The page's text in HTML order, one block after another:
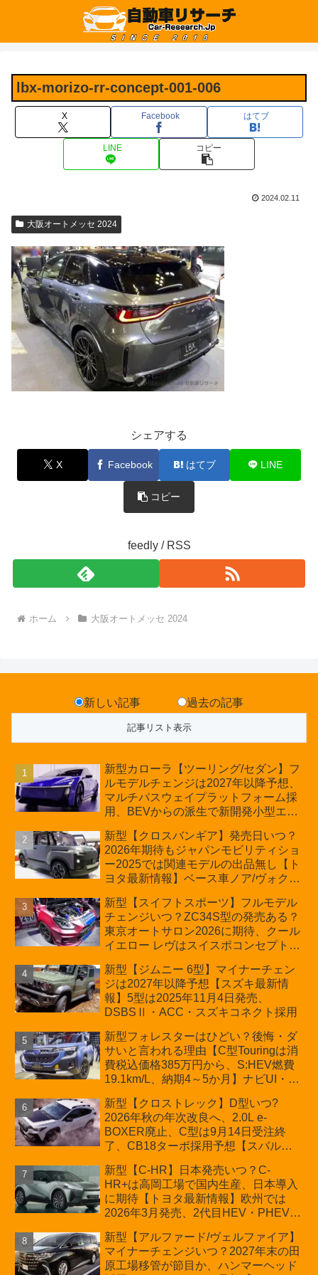
lbx-morizo-rr-concept-001-006
X Facebook はてブ
LINE コピー
2024.02.11
大阪オートメッセ 2024
シェアする
X Facebook はてブ LINE
コピー
feedly / RSS
ホーム 大阪オートメッセ 2024
新しい記事 過去の記事
新型カローラ【ツーリング/セダン】フ
ルモデルチェンジは2027年以降予想、
マルチパスウェイプラットフォーム採
用、BEVからの派生で新開発小型エン
の採用は無しか【トヨタ最新情報】60
周年記念車発売
新型【クロスバンギア】発売日いつ？
2026年期待もジャパンモビリティショ
ー2025では関連モデルの出品無し【ト
ヨタ最新情報】ベース車ノア/ヴォクシ
ほか「コア」と「ツール」、デリカ
D:5対抗のクロスオーバーSUVミニバ
ン
新型【スイフトスポーツ】フルモデル
チェンジいつ？ZC34S型の発売ある？
東京オートサロン2026に期待、クール
イエロー レヴはスイスポコンセプト
プが争点【スズキ最新情報】特別仕様
車「ZC33S Final Edition」終了
新型【ジムニー 6型】マイナーチェン
ジは2027年以降予想【スズキ最新情
報】5型は2025年11月4日発売、
DSBSⅡ・ACC・スズキコネクト採用
新型フォレスターはひどい？後悔・ダ
サいと言われる理由【C型Touringは消
費税込価格385万円から、S:HEV燃費
19.1km/L、納期4～5か月】ナビUI・冬
カーオブザイヤーとJNCAP大賞受賞後
も残る注意点
新型【クロストレック】D型いつ?
2026年秋の年次改良へ、2.0L e-
BOXER廃止、C型は9月14日受注終
了、CB18ターボ採用予想【スバル最
新型【C-HR】日本発売いつ？C-
HR+は高岡工場で国内生産、日本導入
に期待【トヨタ最新情報】欧州では
2026年3月発売、2代目HEV・PHEVは
新型【アルファード/ヴェルファイア】
マイナーチェンジいつ？2027年末の田
原工場移管が節目か、ハンマーヘッド